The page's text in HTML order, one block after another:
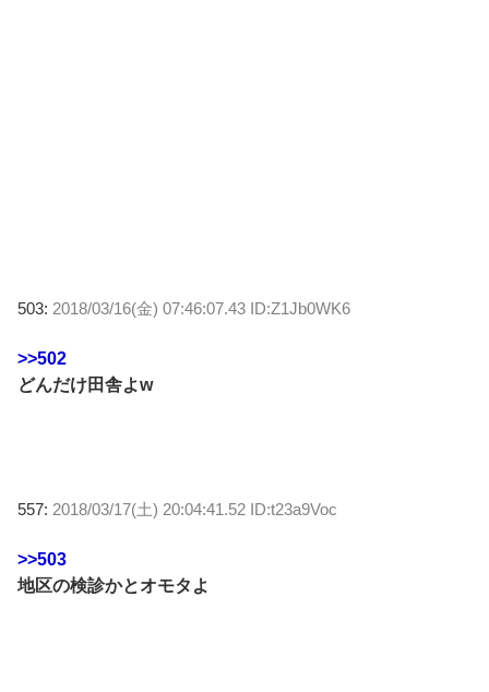
503: 2018/03/16(金) 07:46:07.43 ID:Z1Jb0WK6
>>502
どんだけ田舎よw
557: 2018/03/17(土) 20:04:41.52 ID:t23a9Voc
>>503
地区の検診かとオモタよ